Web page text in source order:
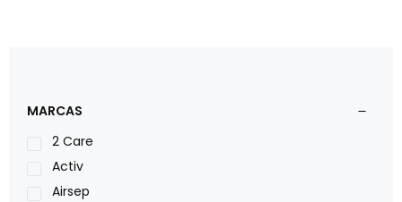
MARCAS
2 Care
Activ
Airsep